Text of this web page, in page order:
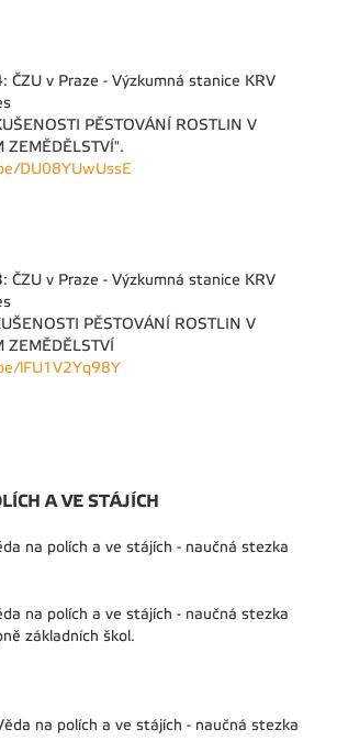
ČZU v Praze - Výzkumná stanice KRV
PĚSTOVÁNÍ ROSTLIN V
ZEMĚDĚLSTVÍ".
DU08YUwUssE
ČZU v Praze - Výzkumná stanice KRV
PĚSTOVÁNÍ ROSTLIN V
ZEMĚDĚLSTVÍ
lFU1V2Yq98Y
A VE STÁJÍCH
na polích a ve stájích - naučná stezka
na polích a ve stájích - naučná stezka
základních škol.
na polích a ve stájích - naučná stezka